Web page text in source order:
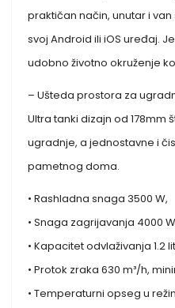
praktičan način, unutar i
svoj Android ili iOS uređaj.
udobno životno okruženje
– Ušteda prostora za
Ultra tanki dizajn od 178mm
ugradnje, a jednostavne i
pametnog doma.
• Rashladna snaga 3500 W,
• Snaga zagrijavanja 4000 W
• Kapacitet odvlaživanja 1.2
• Protok zraka 630 m³/h,
• Temperaturni opseg u